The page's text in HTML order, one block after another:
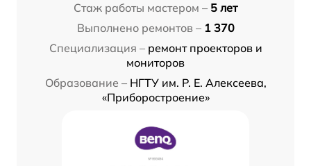
Стаж работы мастером – 5 лет
Выполнено ремонтов – 1 370
Специализация – ремонт проекторов и
мониторов
Образование – НГТУ им. Р. Е. Алексеева,
«Приборостроение»